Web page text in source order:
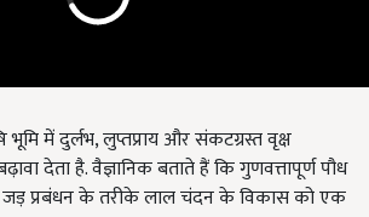
में दुर्लभ, लुप्तप्राय और संकटग्रस्त वृक्ष
देता है. वैज्ञानिक बताते हैं कि गुणवत्तापूर्ण पौध
जड़ प्रबंधन के तरीके लाल चंदन के विकास को एक